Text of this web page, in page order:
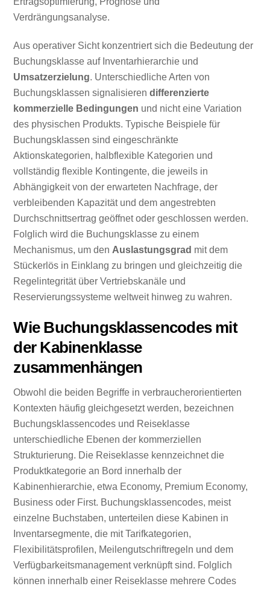
Verdrängungsanalyse.
Aus operativer Sicht konzentriert sich die Bedeutung der
Buchungsklasse auf Inventarhierarchie und
Umsatzerzielung. Unterschiedliche Arten von
Buchungsklassen signalisierendifferenzierte
kommerzielle Bedingungen und nicht eine Variation
des physischen Produkts. Typische Beispiele für
Buchungsklassen sind eingeschränkte
Aktionskategorien, halbflexible Kategorien und
vollständig flexible Kontingente, die jeweils in
Abhängigkeit von der erwarteten Nachfrage, der
verbleibenden Kapazität und dem angestrebten
Durchschnittsertrag geöffnet oder geschlossen werden.
Folglich wird die Buchungsklasse zu einem
Mechanismus, um den Auslastungsgrad mit dem
Stückerlös in Einklang zu bringen und gleichzeitig die
Regelintegrität über Vertriebskanäle und
Reservierungssysteme weltweit hinweg zu wahren.
Wie Buchungsklassencodes mit
der Kabinenklasse
zusammenhängen
Obwohl die beiden Begriffe in verbraucherorientierten
Kontexten häufig gleichgesetzt werden, bezeichnen
Buchungsklassencodes und Reiseklasse
unterschiedliche Ebenen der kommerziellen
Strukturierung. Die Reiseklasse kennzeichnet die
Produktkategorie an Bord innerhalb der
Kabinenhierarchie, etwa Economy, Premium Economy,
Business oder First. Buchungsklassencodes, meist
einzelne Buchstaben, unterteilen diese Kabinen in
Inventarsegmente, die mit Tarifkategorien,
Flexibilitätsprofilen, Meilengutschriftregeln und dem
Verfügbarkeitsmanagement verknüpft sind. Folglich
können innerhalb einer Reiseklasse mehrere Codes